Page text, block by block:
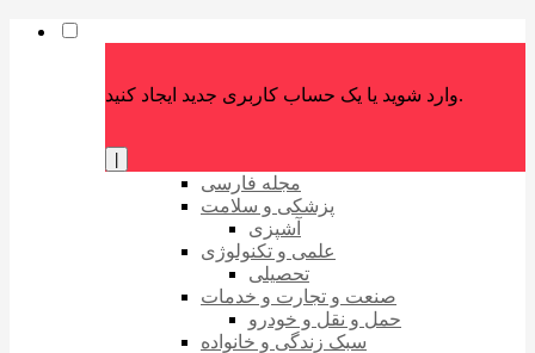
وارد شوید یا یک حساب کاربری جدید ایجاد کنید.
مجله فارسی
پزشکی و سلامت
آشپزی
علمی و تکنولوژی
تحصیلی
صنعت و تجارت و خدمات
حمل و نقل و خودرو
سبک زندگی و خانواده